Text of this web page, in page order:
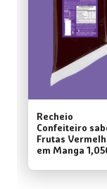
Recheio
Confeiteiro
Frutas
em Manga